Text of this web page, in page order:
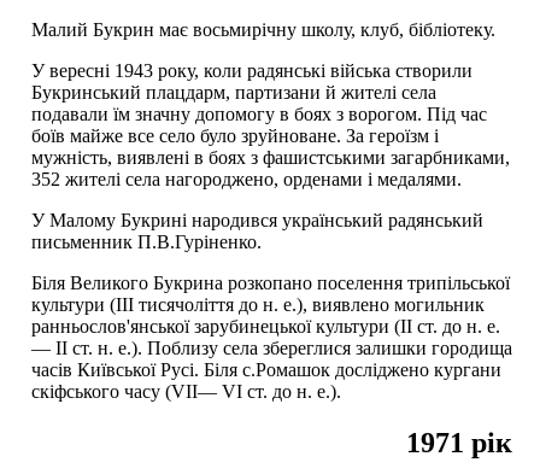
Малий Букрин має восьмирічну школу, клуб, бібліотеку.
У вересні 1943 року, коли радянські війська створили
Букринський плацдарм, партизани й жителі села
подавали їм значну допомогу в боях з ворогом. Під час
боїв майже все село було зруйноване. За героїзм і
мужність, виявлені в боях з фашистськими загарбниками,
352 жителі села нагороджено, орденами і медалями.
У Малому Букрині народився український радянський
письменник П.В.Гуріненко.
Біля Великого Букрина розкопано поселення трипільської
культури (III тисячоліття до н. е.), виявлено могильник
ранньослов'янської зарубинецької культури (II ст. до н. е.
— II ст. н. е.). Поблизу села збереглися залишки городища
часів Київської Русі. Біля с.Ромашок досліджено кургани
скіфського часу (VII— VI ст. до н. е.).
1971 рік